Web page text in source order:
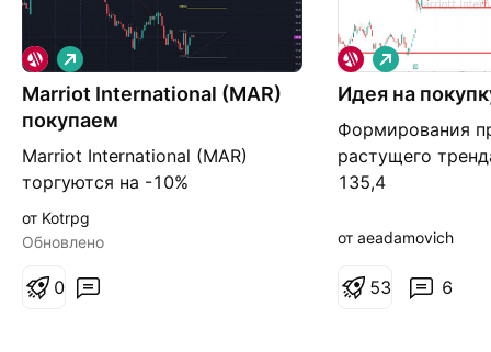
Marriot International (MAR)
покупаем
Marriot International (MAR)
торгуются на -10%
отмаксимума. Отличная
возможность для покупки.
целями 183 и 186,9$. Стоп
Д
л
и
н
а
я
от Kotrpg
Обновлено
0
Идея на
Формирования
растущего
135,4
Д
л
и
н
я
от aeadamovich
6
53